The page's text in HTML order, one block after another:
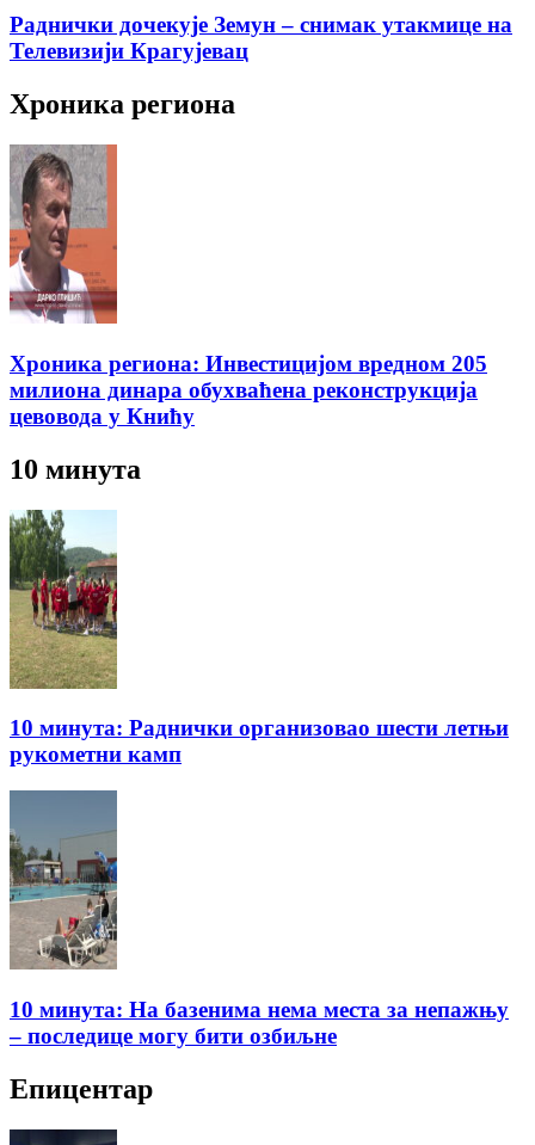
Раднички дочекује Земун – снимак утакмице на
Телевизији Крагујевац
Хроника региона
Хроника региона: Инвестицијом вредном 205
милиона динара обухваћена реконструкција
цевовода у Книћу
10 минута
10 минута: Раднички организовао шести летњи
рукометни камп
10 минута: На базенима нема места за непажњу
– последице могу бити озбиљне
Епицентар